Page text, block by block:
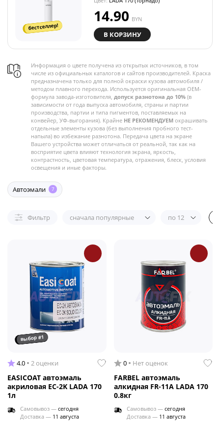
бестселлер!
14.90 BYN
В КОРЗИНУ
Информация о цвете получена из открытых источников, в том
числе из официальных каталогов и сайтов производителей. Краска
предназначена только для полной окраски кузова автомобиля /
методом плавного перехода. Используется оригинальная OEM-
формула завода-изготовителя, допуск разнотона до 10% (в
зависимости от года выпуска автомобиля, страны и партии
производства, партии и типа пигментов, поставляемых на
конвейер, УФ-выгорания). Крайне НЕ РЕКОМЕНДУЕМ окрашивать
отдельные элементы кузова (без выполнения пробного тест-
напыла) во избежание разнотона. Передача цвета на экране
Вашего устройства может отличаться от реальной, так как на
восприятие цвета влияют технология экрана, яркость,
контрастность, цветовая температура, отражения, блеск, условия
освещения и иные факторы.
Автоэмали 7
Фильтр сначала популярные по 12
выбор #1
4.0 2 оценки
EASICOAT автоэмаль
акриловая EC-2K LADA 170
1л
Самовывоз — сегодня
Доставка — 11 августа
0 Нет оценок
FARBEL автоэмаль
алкидная FR-11A LADA 170
0.8кг
Самовывоз — сегодня
Доставка — 11 августа